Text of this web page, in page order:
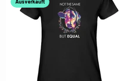
Ausverkauft